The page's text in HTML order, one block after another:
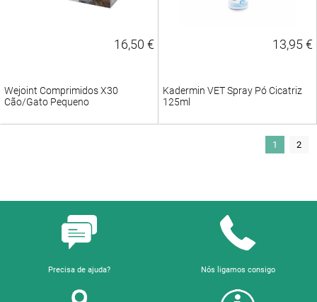
16,50 €
Wejoint Comprimidos X30
Cão/Gato Pequeno
13,95 €
Kadermin VET Spray Pó Cicatriz
125ml
1 2
Precisa de ajuda? Nós ligamos consigo